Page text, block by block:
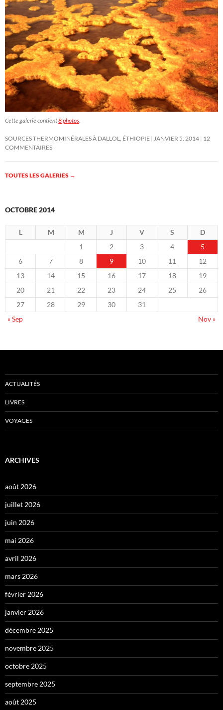
Cette galerie contient8 photos
SOURCES THERMOMINÉRALES À DALLOL, ÉTHIOPIE JANVIER 5, 2014 12
COMMENTAIRES
TOUTES LES GALERIES →
OCTOBRE 2014
L M M J V S
D
1
2 3 4
5
6
7 8 9 10 11
12
13
14 15 16 17 18
19
20
21 22 23 24 25
26
27
28 29 30
31
« Sep
Nov »
ACTUALITÉS
LIVRES
VOYAGES
ARCHIVES
août 2026
juillet 2026
juin 2026
mai 2026
avril 2026
mars 2026
février 2026
janvier 2026
décembre 2025
novembre 2025
octobre 2025
septembre 2025
août 2025